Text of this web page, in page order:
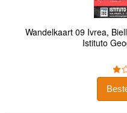
Wandelkaart 09 Ivrea,
Istituto